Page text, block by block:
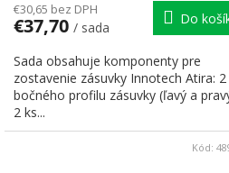
€30,65 bez DPH
€37,70 / sada
Do
Sada obsahuje komponenty pre
zostavenie zásuvky Innotech Atira: 2
bočného profilu zásuvky (ľavý a
2 ks...
Kód: